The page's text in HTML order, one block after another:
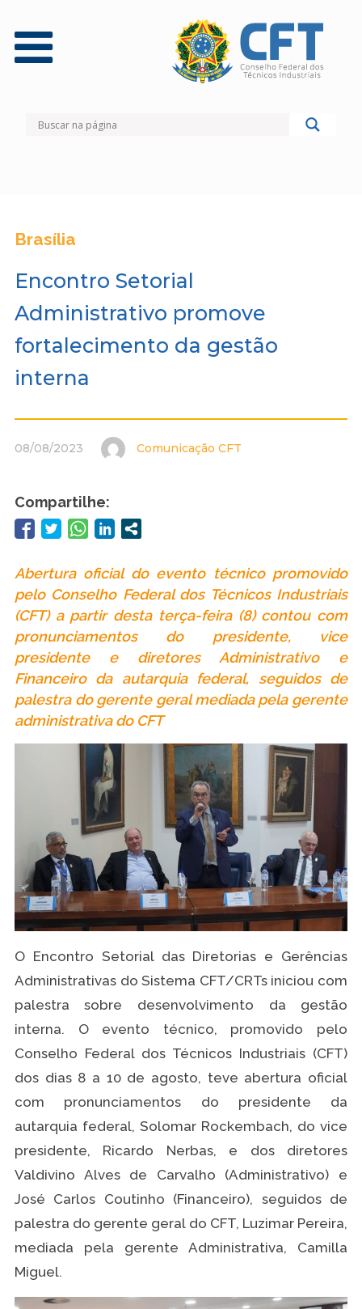
Brasília
Encontro Setorial
Administrativo promove
fortalecimento da gestão
interna
08/08/2023 Comunicação CFT
Compartilhe:
Abertura oficial do evento técnico promovido
pelo Conselho Federal dos Técnicos Industriais
(CFT) a partir desta terça-feira (8) contou com
pronunciamentos do presidente, vice
presidente e diretores Administrativo e
Financeiro da autarquia federal, seguidos de
palestra do gerente geral mediada pela gerente
administrativa do CFT
O Encontro Setorial das Diretorias e Gerências
Administrativas do Sistema CFT/CRTs iniciou com
palestra sobre desenvolvimento da gestão
interna. O evento técnico, promovido pelo
Conselho Federal dos Técnicos Industriais (CFT)
dos dias 8 a 10 de agosto, teve abertura oficial
com pronunciamentos do presidente da
autarquia federal, Solomar Rockembach, do vice
presidente, Ricardo Nerbas, e dos diretores
Valdivino Alves de Carvalho (Administrativo) e
José Carlos Coutinho (Financeiro), seguidos de
palestra do gerente geral do CFT, Luzimar Pereira,
mediada pela gerente Administrativa, Camilla
Miguel.